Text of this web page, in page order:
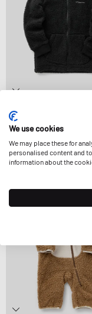
Columbia
RUGGED RIDGE™ II SHERPA
17,99 €
49,99 €
ENCORE RÉDUIT
We use cookies
We may place these for
personalised content and
information about the